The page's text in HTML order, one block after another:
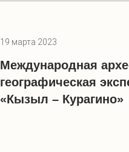
19 марта 2023
Международная
географическая
«Кызыл – Курагино»